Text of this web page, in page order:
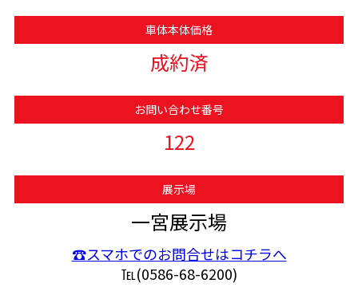
車体本体価格
成約済
お問い合わせ番号
122
展示場
一宮展示場
☎スマホでのお問合せはコチラへ
℡(0586-68-6200)